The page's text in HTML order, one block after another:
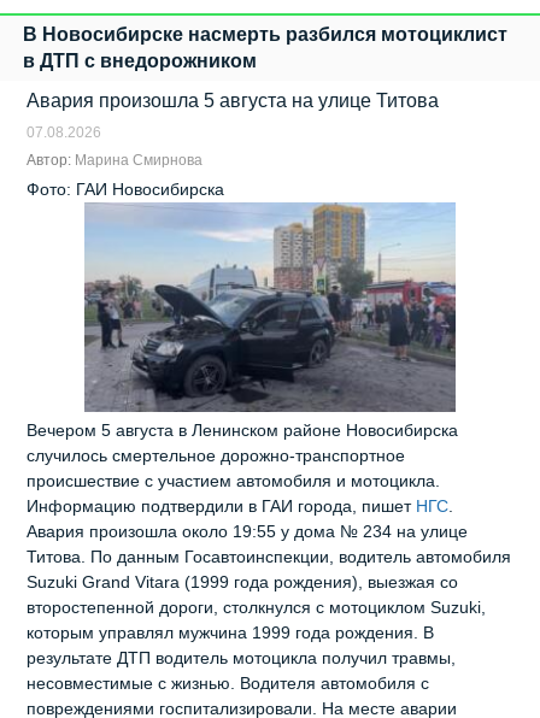
В Новосибирске насмерть разбился мотоциклист
в ДТП с внедорожником
Авария произошла 5 августа на улице Титова
07.08.2026
Автор: Марина Смирнова
Фото: ГАИ Новосибирска
Вечером 5 августа в Ленинском районе Новосибирска
случилось смертельное дорожно‑транспортное
происшествие с участием автомобиля и мотоцикла.
Информацию подтвердили в ГАИ города, пишет НГС.
Авария произошла около 19:55 у дома № 234 на улице
Титова. По данным Госавтоинспекции, водитель автомобиля
Suzuki Grand Vitara (1999 года рождения), выезжая со
второстепенной дороги, столкнулся с мотоциклом Suzuki,
которым управлял мужчина 1999 года рождения. В
результате ДТП водитель мотоцикла получил травмы,
несовместимые с жизнью. Водителя автомобиля с
повреждениями госпитализировали. На месте аварии